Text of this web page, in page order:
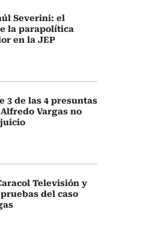
Severini: el
la parapolítica
en la JEP
3 de las 4 presuntas
Vargas no
Televisión y
del caso